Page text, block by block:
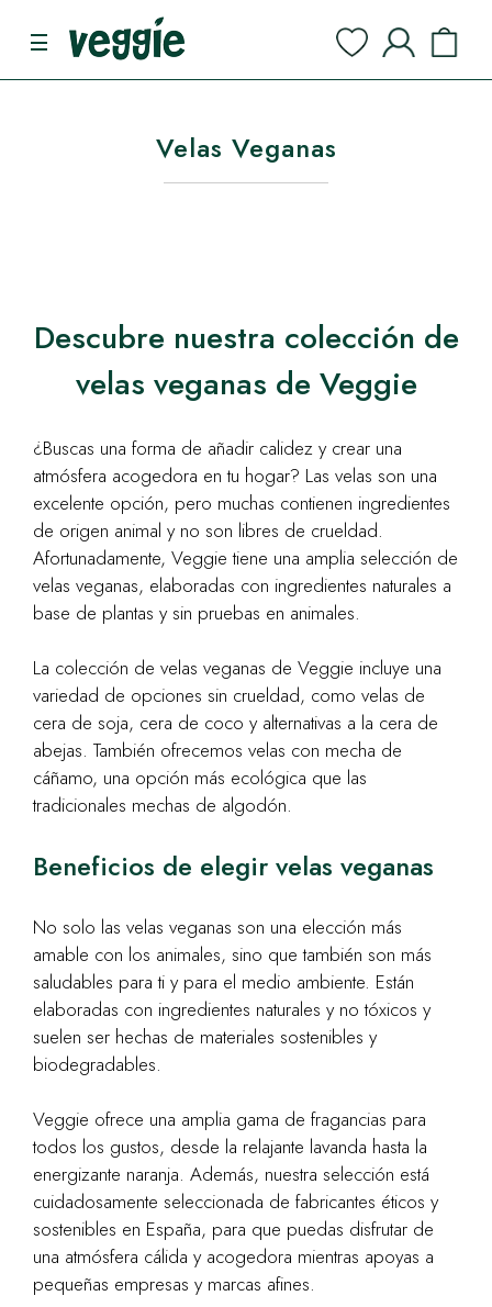
Velas Veganas
Descubre nuestra colección de
velas veganas de Veggie
¿Buscas una forma de añadir calidez y crear una
atmósfera acogedora en tu hogar? Las velas son una
excelente opción, pero muchas contienen ingredientes
de origen animal y no son libres de crueldad.
Afortunadamente, Veggie tiene una amplia selección de
velas veganas, elaboradas con ingredientes naturales a
base de plantas y sin pruebas en animales.
La colección de velas veganas de Veggie incluye una
variedad de opciones sin crueldad, como velas de
cera de soja, cera de coco y alternativas a la cera de
abejas. También ofrecemos velas con mecha de
cáñamo, una opción más ecológica que las
tradicionales mechas de algodón.
Beneficios de elegir velas veganas
No solo las velas veganas son una elección más
amable con los animales, sino que también son más
saludables para ti y para el medio ambiente. Están
elaboradas con ingredientes naturales y no tóxicos y
suelen ser hechas de materiales sostenibles y
biodegradables.
Veggie ofrece una amplia gama de fragancias para
todos los gustos, desde la relajante lavanda hasta la
energizante naranja. Además, nuestra selección está
cuidadosamente seleccionada de fabricantes éticos y
sostenibles en España, para que puedas disfrutar de
una atmósfera cálida y acogedora mientras apoyas a
pequeñas empresas y marcas afines.